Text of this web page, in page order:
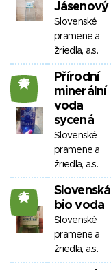
Jásenový
Slovenské
pramene a
žriedla, a.s.
25
Přírodní
minerální
voda
sycená
Slovenské
pramene a
žriedla, a.s.
25
Slovenská
bio voda
Slovenské
pramene a
žriedla, a.s.